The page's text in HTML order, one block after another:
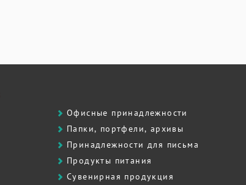
Офисные принадлежности
Папки, портфели, архивы
Принадлежности для письма
Продукты питания
Сувенирная продукция